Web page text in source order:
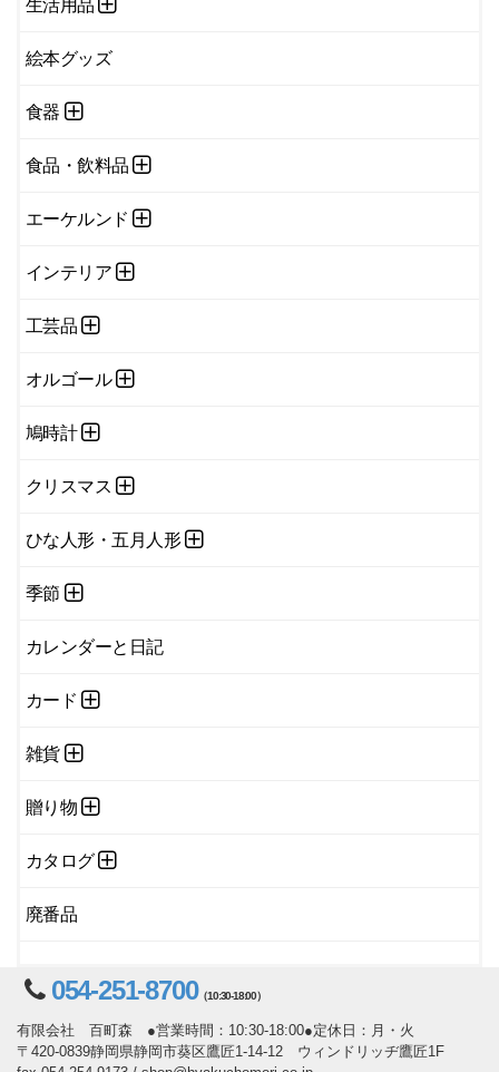
生活用品
絵本グッズ
食器
食品・飲料品
エーケルンド
インテリア
工芸品
オルゴール
鳩時計
クリスマス
ひな人形・五月人形
季節
カレンダーと日記
カード
雑貨
贈り物
カタログ
廃番品
054-251-8700（10:30-18:00）
有限会社 百町森 ●営業時間：10:30-18:00●定休日：月・火
〒420-0839静岡県静岡市葵区鷹匠1-14-12 ウィンドリッヂ鷹匠1F